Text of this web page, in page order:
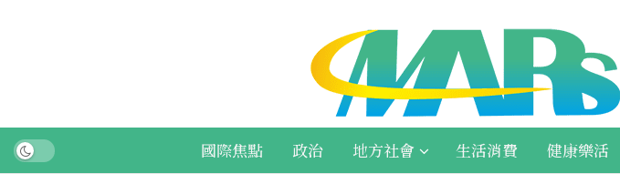
國際焦點 政治 地方社會 生活消費 健康樂活